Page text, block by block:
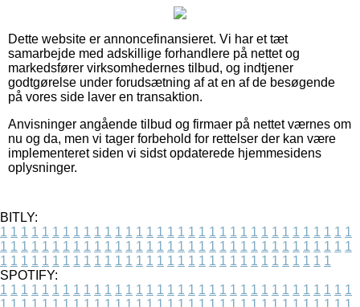
Dette website er annoncefinansieret. Vi har et tæt
samarbejde med adskillige forhandlere på nettet og
markedsfører virksomhedernes tilbud, og indtjener
godtgørelse under forudsætning af at en af de besøgende
på vores side laver en transaktion.
Anvisninger angående tilbud og firmaer på nettet værnes om
nu og da, men vi tager forbehold for rettelser der kan være
implementeret siden vi sidst opdaterede hjemmesidens
oplysninger.
BITLY:
1 1 1 1 1 1 1 1 1 1 1 1 1 1 1 1 1 1 1 1 1 1 1 1 1 1 1 1 1 1 1 1 1 1
1 1 1 1 1 1 1 1 1 1 1 1 1 1 1 1 1 1 1 1 1 1 1 1 1 1 1 1 1 1 1 1 1 1
1 1 1 1 1 1 1 1 1 1 1 1 1 1 1 1 1 1 1 1 1 1 1 1 1 1 1 1 1 1 1 1
SPOTIFY:
1 1 1 1 1 1 1 1 1 1 1 1 1 1 1 1 1 1 1 1 1 1 1 1 1 1 1 1 1 1 1 1 1 1
1 1 1 1 1 1 1 1 1 1 1 1 1 1 1 1 1 1 1 1 1 1 1 1 1 1 1 1 1 1 1 1 1 1